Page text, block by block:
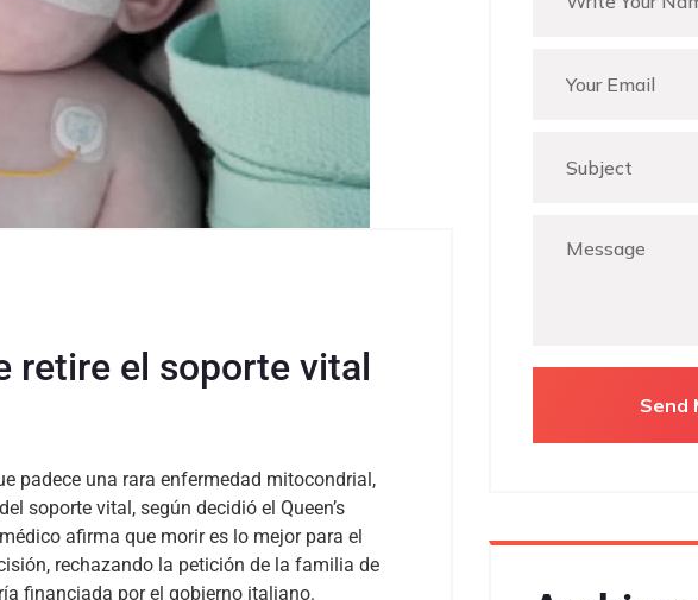
retire el soporte vital
padece una rara enfermedad mitocondrial,
soporte vital, según decidió el Queen’s
afirma que morir es lo mejor para el
rechazando la petición de la familia de
financiada por el gobierno italiano.